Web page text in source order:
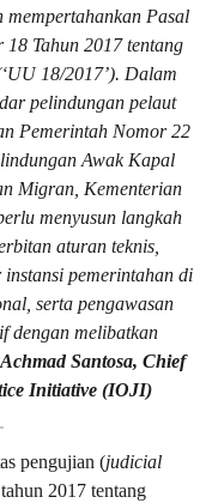
Pasal
Tahun 2017 tentang
18/2017’). Dalam
pelindungan pelaut
Pemerintah Nomor 22
Awak Kapal
Migran, Kementerian
menyusun langkah
aturan teknis,
pemerintahan di
serta pengawasan
dengan melibatkan
Santosa, Chief
Initiative (IOJI)
pengujian (judicial
2017 tentang